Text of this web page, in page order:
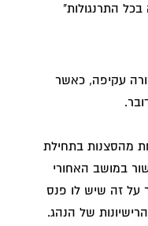
התרנגולות"
עקיפה, כאשר
מהסצנות בתחילת
במושב האחורי
על זה שיש לו פנס
של הנהג.